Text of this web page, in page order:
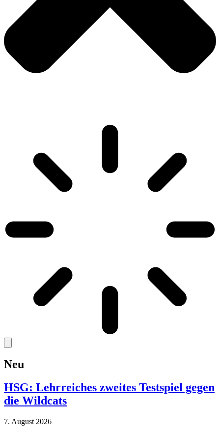
Neu
HSG: Lehrreiches zweites Testspiel gegen
die Wildcats
7. August 2026